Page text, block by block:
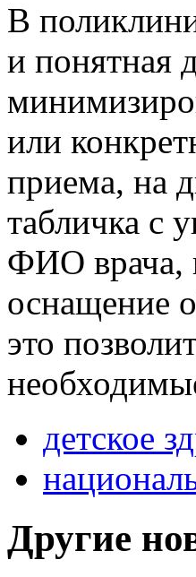
В
и понятная
или
приема, на
табличка с
ФИО врача,
оснащение
это
детское
Другие